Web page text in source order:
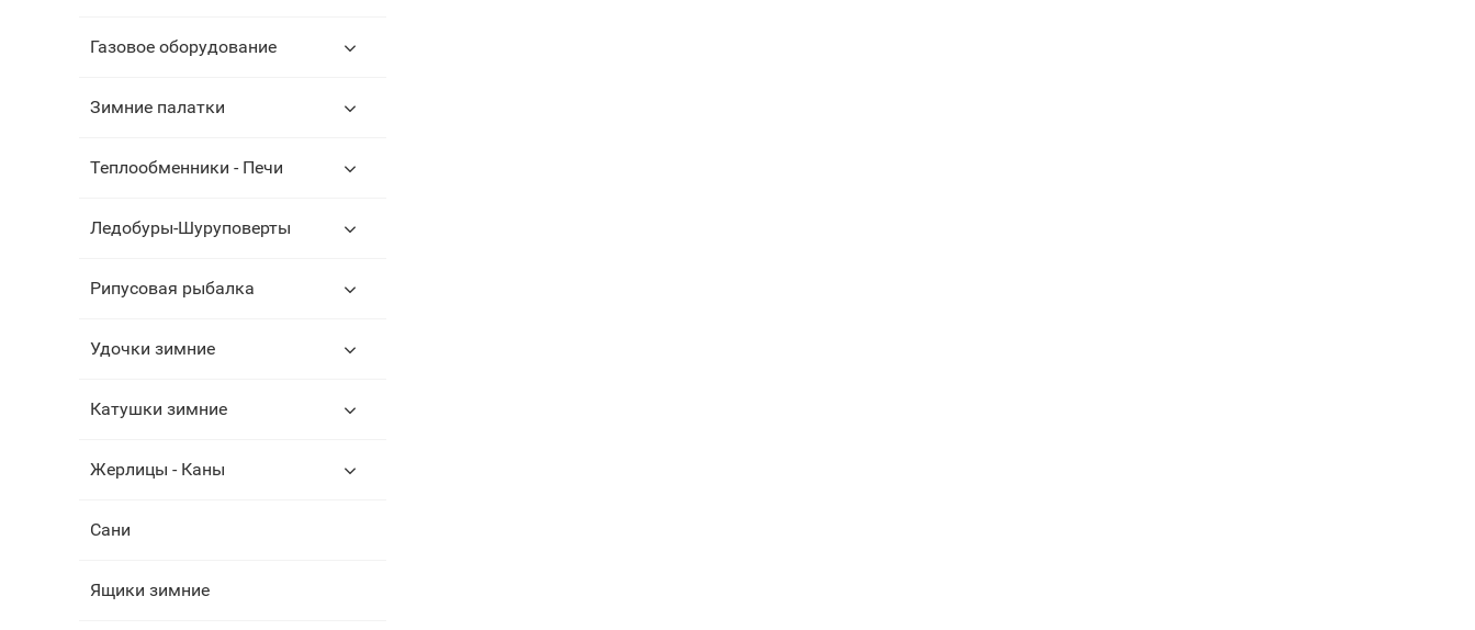
Газовое оборудование
Зимние палатки
Теплообменники - Печи
Ледобуры-Шуруповерты
Рипусовая рыбалка
Удочки зимние
Катушки зимние
Жерлицы - Каны
Сани
Ящики зимние